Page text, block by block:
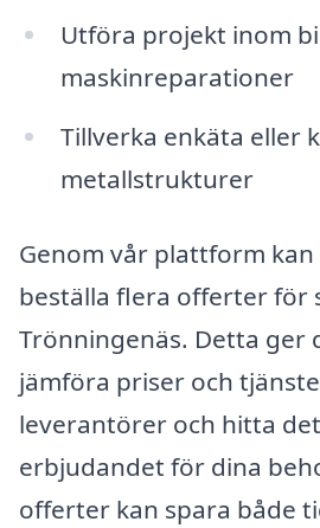
Utföra projekt inom
maskinreparationer
Tillverka enkäta eller
metallstrukturer
Genom vår plattform
beställa flera offerter för
Trönningenäs. Detta ger
jämföra priser och
leverantörer och hitta
erbjudandet för dina
offerter kan spara både